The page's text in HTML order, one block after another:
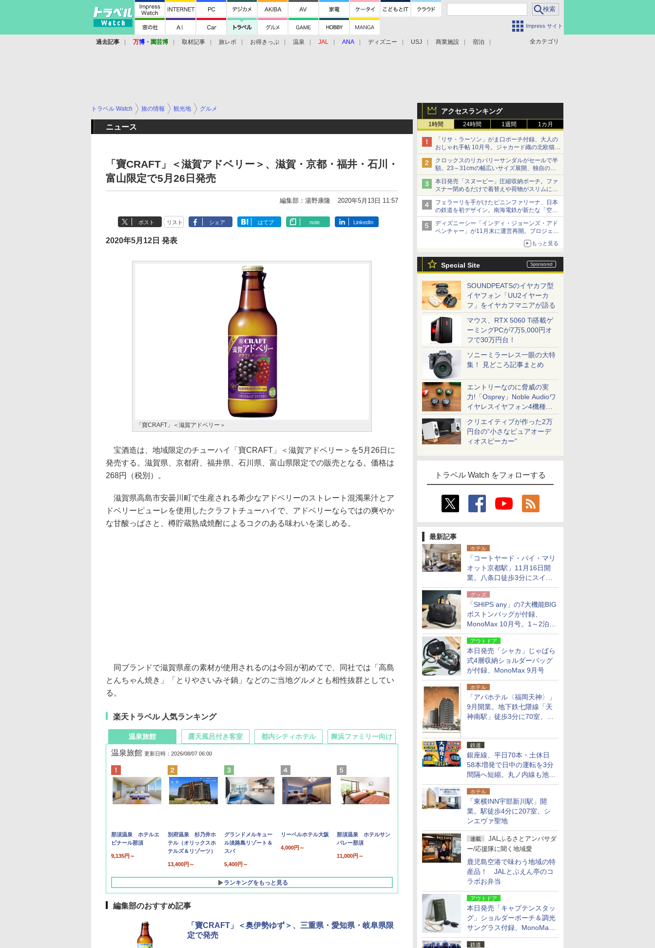
Impress サイト
全カテゴリ
過去記事 万博 ・ 園芸博 取材記事 旅レポ お得きっぷ 温泉 JAL ANA ディズニー USJ 商業施設 宿泊
アクセスランキング
1時間 24時間 1週間 1カ月
「リサ・ラーソン」がま口ポーチ付録、大人の
おしゃれ手帖 10月号。ジャカード織の北欧猫デ
ザイン
クロックスのリカバリーサンダルがセールで半
額。23～31cmの幅広いサイズ展開、独自のク
ッション素材を採用
本日発売「スヌーピー」圧縮収納ポーチ。ファ
スナー閉めるだけで着替えや荷物がスリムにま
とまる
フェラーリを手がけたピニンファリーナ、日本
の鉄道を初デザイン。南海電鉄が新たな「空港
特急」をなにわ筋線へ導入
ディズニーシー「インディ・ジョーンズ・アド
ベンチャー」が11月末に運営再開。プロジェク
ションマッピングを追加、DPAは1500円
もっと見る
Special Site
SOUNDPEATSのイヤカフ型
イヤフォン「UU2イヤーカ
フ」をイヤカフマニアが語る
マウス、RTX 5060 Ti搭載ゲ
ーミングPCが7万5,000円オ
フで30万円台！
ソニーミラーレス一眼の大特
集！ 見どころ記事まとめ
エントリーなのに脅威の実
力!「Osprey」Noble Audioワ
イヤレスイヤフォン4機種を
一気に聴く
クリエイティブが作った2万
円台の“小さなピュアオーデ
ィオスピーカー”
トラベル Watch をフォローする
最新記事
ホテル
「コートヤード・バイ・マリ
オット京都駅」11月16日開
業。八条口徒歩3分にスイー
ト含む全270室、ダイニング
も併設
グッズ
「SHIPS any」の7大機能BIG
ボストンバッグが付録、
MonoMax 10月号。1～2泊の
荷物、キャリーオンも可能
アウトドア
本日発売「シャカ」じゃばら
式4層収納ショルダーバッグ
が付録、MonoMax 9月号
ホテル
「アパホテル〈福岡天神〉」
9月開業。地下鉄七隈線「天
神南駅」徒歩3分に70室、エ
鉄道
銀座線、平日70本・土休日
58本増発で日中の運転を3分
間隔へ短縮。丸ノ内線も池袋
～中野坂上を4分間隔に
ホテル
「東横INN宇部新川駅」開
業。駅徒歩4分に207室、シ
ンエヴァ聖地
連載
JALふるさとアンバサダ
ー/応援隊に聞く地域愛
鹿児島空港で味わう地域の特
産品！ JALとぶえん亭のコ
ラボお弁当
アウトドア
本日発売「キャプテンスタッ
グ」ショルダーポーチ＆調光
サングラス付録、MonoMax
9月号増刊
鉄道
トラベル Watch 旅の情報 観光地 グルメ
ニュース
「寶CRAFT」＜滋賀アドベリー＞、滋賀・京都・福井・石川・
富山限定で5月26日発売
編集部：湯野康隆 2020年5月13日 11:57
ポスト リスト シェア はてブ note LinkedIn
2020年5月12日 発表
「寶CRAFT」＜滋賀アドベリー＞
宝酒造は、地域限定のチューハイ「寶CRAFT」＜滋賀アドベリー＞を5月26日に
発売する。滋賀県、京都府、福井県、石川県、富山県限定での販売となる。価格は
268円（税別）。
滋賀県高島市安曇川町で生産される希少なアドベリーのストレート混濁果汁とア
ドベリーピューレを使用したクラフトチューハイで、アドベリーならではの爽やか
な甘酸っぱさと、樽貯蔵熟成焼酎によるコクのある味わいを楽しめる。
同ブランドで滋賀県産の素材が使用されるのは今回が初めてで、同社では「高島
とんちゃん焼き」「とりやさいみそ鍋」などのご当地グルメとも相性抜群としてい
る。
楽天トラベル 人気ランキング
温泉旅館
温泉旅館 更新日時：2026/08/07 06:00
那須温泉 ホテルエ
ピナール那須
9,135円～
別府温泉 杉乃井ホ
テル（オリックスホ
テルズ＆リゾーツ）
13,400円～
グランドメルキュー
ル淡路島リゾート＆
スパ
5,400円～
リーベルホテル大阪
4,000円～
那須温泉 ホテルサン
バレー那須
11,000円～
ランキングをもっと見る
露天風呂付き客室 都内シティホテル 舞浜ファミリー向け
編集部のおすすめ記事
「寶CRAFT」＜奥伊勢ゆず＞、三重県・愛知県・岐阜県限
定で発売